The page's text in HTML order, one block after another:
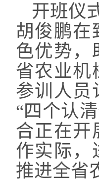
开班仪
胡俊鹏在
色优势，
省农业机
参训人员
“四个认
合正在开
作实际，
推进全省